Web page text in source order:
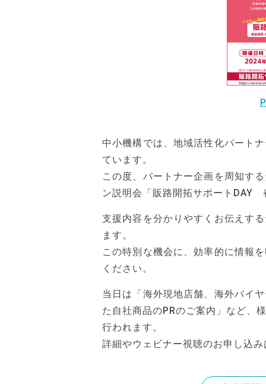
中小機構では、地域活性化パート
ています。
この度、パートナー企画を周知す
ン説明会「販路開拓サポートDAY
支援内容を分かりやすくお伝えす
ます。
この特別な機会に、効率的に情報
ください。
当日は「海外現地店舗、海外バイ
た自社商品のPRのご案内」など、
行われます。
詳細やウェビナー視聴のお申し込